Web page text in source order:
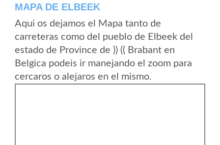
MAPA DE ELBEEK
Aqui os dejamos el Mapa tanto de
carreteras como del pueblo de Elbeek del
estado de Province de )) (( Brabant en
Belgica podeis ir manejando el zoom para
cercaros o alejaros en el mismo.